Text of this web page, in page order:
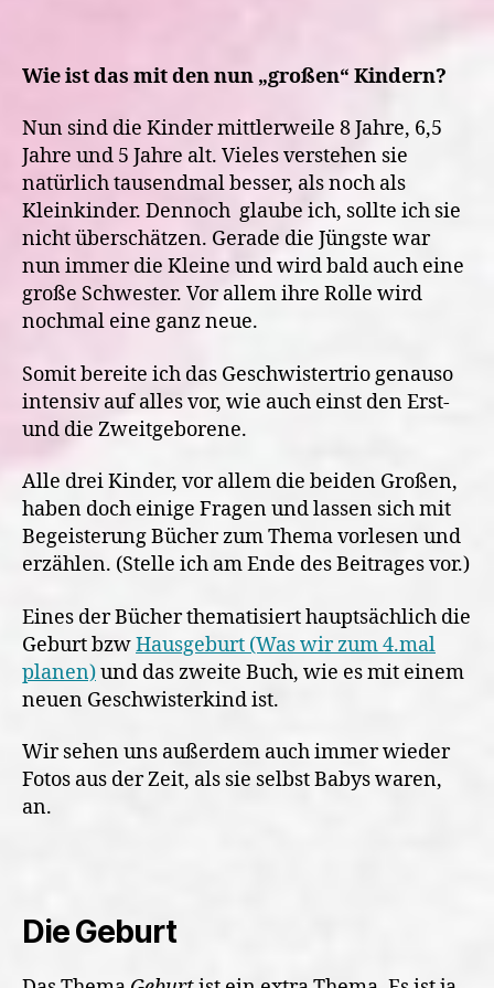
Wie ist das mit den nun „großen“ Kindern?
Nun sind die Kinder mittlerweile 8 Jahre, 6,5
Jahre und 5 Jahre alt. Vieles verstehen sie
natürlich tausendmal besser, als noch als
Kleinkinder. Dennoch glaube ich, sollte ich sie
nicht überschätzen. Gerade die Jüngste war
nun immer die Kleine und wird bald auch eine
große Schwester. Vor allem ihre Rolle wird
nochmal eine ganz neue.
Somit bereite ich das Geschwistertrio genauso
intensiv auf alles vor, wie auch einst den Erst-
und die Zweitgeborene.
Alle drei Kinder, vor allem die beiden Großen,
haben doch einige Fragen und lassen sich mit
Begeisterung Bücher zum Thema vorlesen und
erzählen. (Stelle ich am Ende des Beitrages vor.)
Eines der Bücher thematisiert hauptsächlich die
Geburt bzwHausgeburt (Was wir zum 4.mal
planen)und das zweite Buch, wie es mit einem
neuen Geschwisterkind ist.
Wir sehen uns außerdem auch immer wieder
Fotos aus der Zeit, als sie selbst Babys waren,
an.
Die Geburt